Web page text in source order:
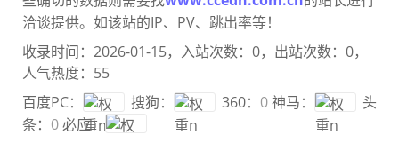
洽谈提供。如该站的IP、PV、跳出率等！
收录时间：2026-01-15，入站次数：0，出站次数：0，
人气热度：55
百度PC：
搜狗： 360： 0神马：
头
条： 0必应：